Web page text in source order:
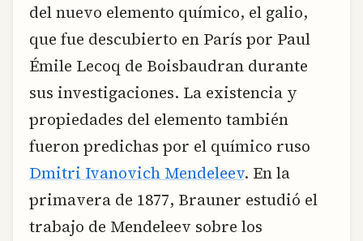
del nuevo elemento químico, el galio,
que fue descubierto en París por Paul
Émile Lecoq de Boisbaudran durante
sus investigaciones. La existencia y
propiedades del elemento también
fueron predichas por el químico ruso
Dmitri Ivanovich Mendeleev. En la
primavera de 1877, Brauner estudió el
trabajo de Mendeleev sobre los